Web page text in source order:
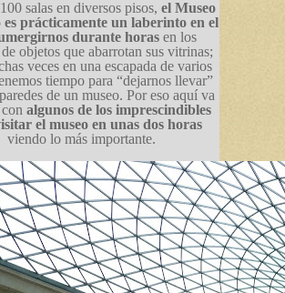
salas en diversos pisos, el Museo
prácticamente un laberinto en el
durante horas en los
objetos que abarrotan sus vitrinas;
veces en una escapada de varios
tiempo para “dejarnos llevar”
de un museo. Por eso aquí va
algunos de los imprescindibles
el museo en unas dos horas
viendo lo más importante.